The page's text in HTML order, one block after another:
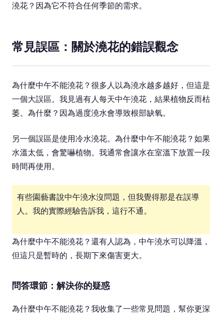
澆花？因為它不符合任何季節的需求。
常見誤區：關於澆花的錯誤觀念
為什麼中午不能澆花？很多人以為澆水越多越好，但這是
一個大誤區。我見過有人每天中午澆花，結果植物反而枯
萎。為什麼？因為過度澆水會導致根部缺氧。
另一個誤區是使用冷水澆花。為什麼中午不能澆花？如果
水溫太低，會驚嚇植物。我通常會讓水在室溫下放置一段
時間再使用。
有些園藝書說中午澆水沒問題，但我覺得那是在誤導
人。我的實際經驗告訴我，這行不通。
為什麼中午不能澆花？還有人認為，中午澆水可以降溫，
但這只是暫時的，長期下來傷害更大。
問答環節：解決你的疑惑
為什麼中午不能澆花？我收集了一些常見問題，幫你更深